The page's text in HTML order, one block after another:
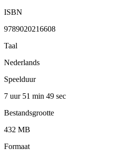
ISBN
9789020216608
Taal
Nederlands
Speelduur
7 uur 51 min 49 sec
Bestandsgrootte
432 MB
Formaat